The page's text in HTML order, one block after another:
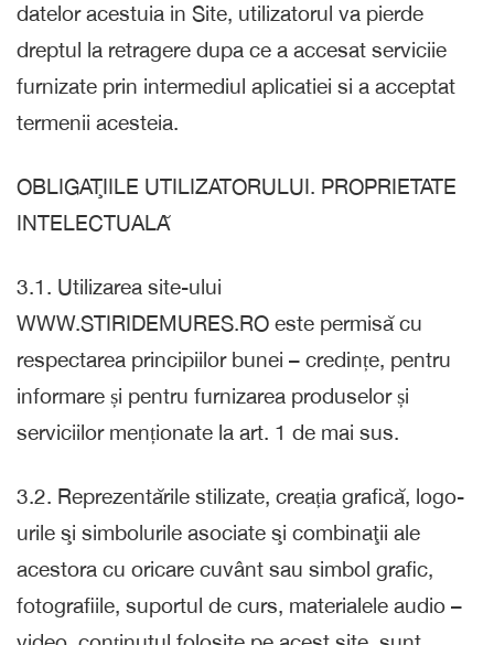
datelor acestuia in Site, utilizatorul va pierde
dreptul la retragere dupa ce a accesat serviciie
furnizate prin intermediul aplicatiei si a acceptat
termenii acesteia.
OBLIGAŢIILE UTILIZATORULUI. PROPRIETATE
INTELECTUALĂ
3.1. Utilizarea site-ului
WWW.STIRIDEMURES.RO este permisă cu
respectarea principiilor bunei – credințe, pentru
informare și pentru furnizarea produselor și
serviciilor menționate la art. 1 de mai sus.
3.2. Reprezentările stilizate, creația grafică, logo-
urile şi simbolurile asociate şi combinaţii ale
acestora cu oricare cuvânt sau simbol grafic,
fotografiile, suportul de curs, materialele audio –